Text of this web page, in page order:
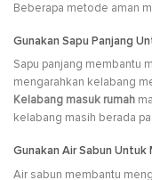
Beberapa metode aman
Gunakan Sapu Panjang
Sapu panjang membantu
mengarahkan kelabang
Kelabang masuk rumah
kelabang masih berada
Gunakan Air Sabun
Air sabun membantu